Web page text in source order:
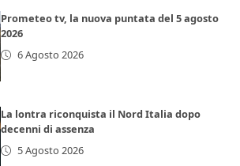
Prometeo tv, la nuova puntata del 5 agosto
2026
6 Agosto 2026
La lontra riconquista il Nord Italia dopo
decenni di assenza
5 Agosto 2026